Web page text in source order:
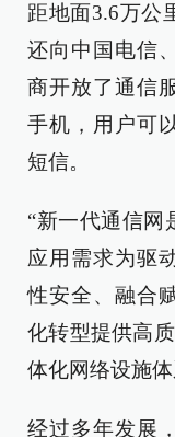
距地面3.6万公
还向中国电信
商开放了通信
手机，用户可
短信。
“新一代通信网
应用需求为驱
性安全、融合
化转型提供高
体化网络设施体
经过多年发展